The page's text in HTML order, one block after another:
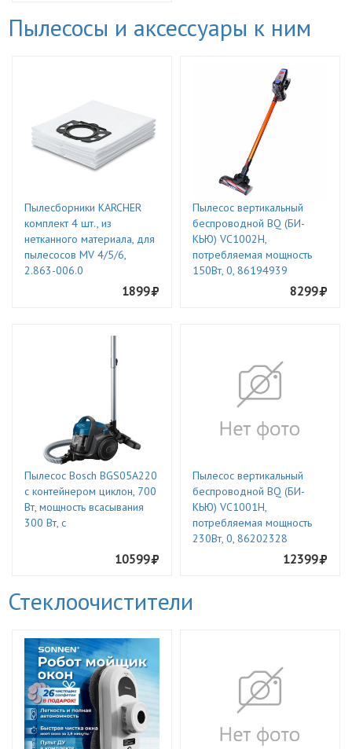
Пылесосы и аксессуары к ним
Пылесборники KARCHER
комплект 4 шт., из
нетканного материала, для
пылесосов MV 4/5/6,
2.863-006.0
1899
Пылесос вертикальный
беспроводной BQ (БИ-
КЬЮ) VC1002H,
потребляемая мощность
150Вт, 0, 86194939
8299
Пылесос Bosch BGS05A220
с контейнером циклон, 700
Вт, мощность всасывания
300 Вт, с
10599
Пылесос вертикальный
беспроводной BQ (БИ-
КЬЮ) VC1001H,
потребляемая мощность
230Вт, 0, 86202328
12399
Стеклоочистители